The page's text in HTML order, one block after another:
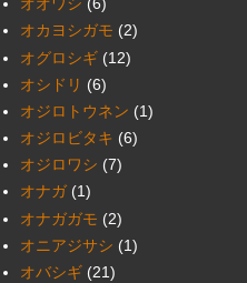
オカヨシガモ (2)
オグロシギ (12)
オシドリ (6)
オジロトウネン (1)
オジロビタキ (6)
オジロワシ (7)
オナガ (1)
オナガガモ (2)
オニアジサシ (1)
オバシギ (21)